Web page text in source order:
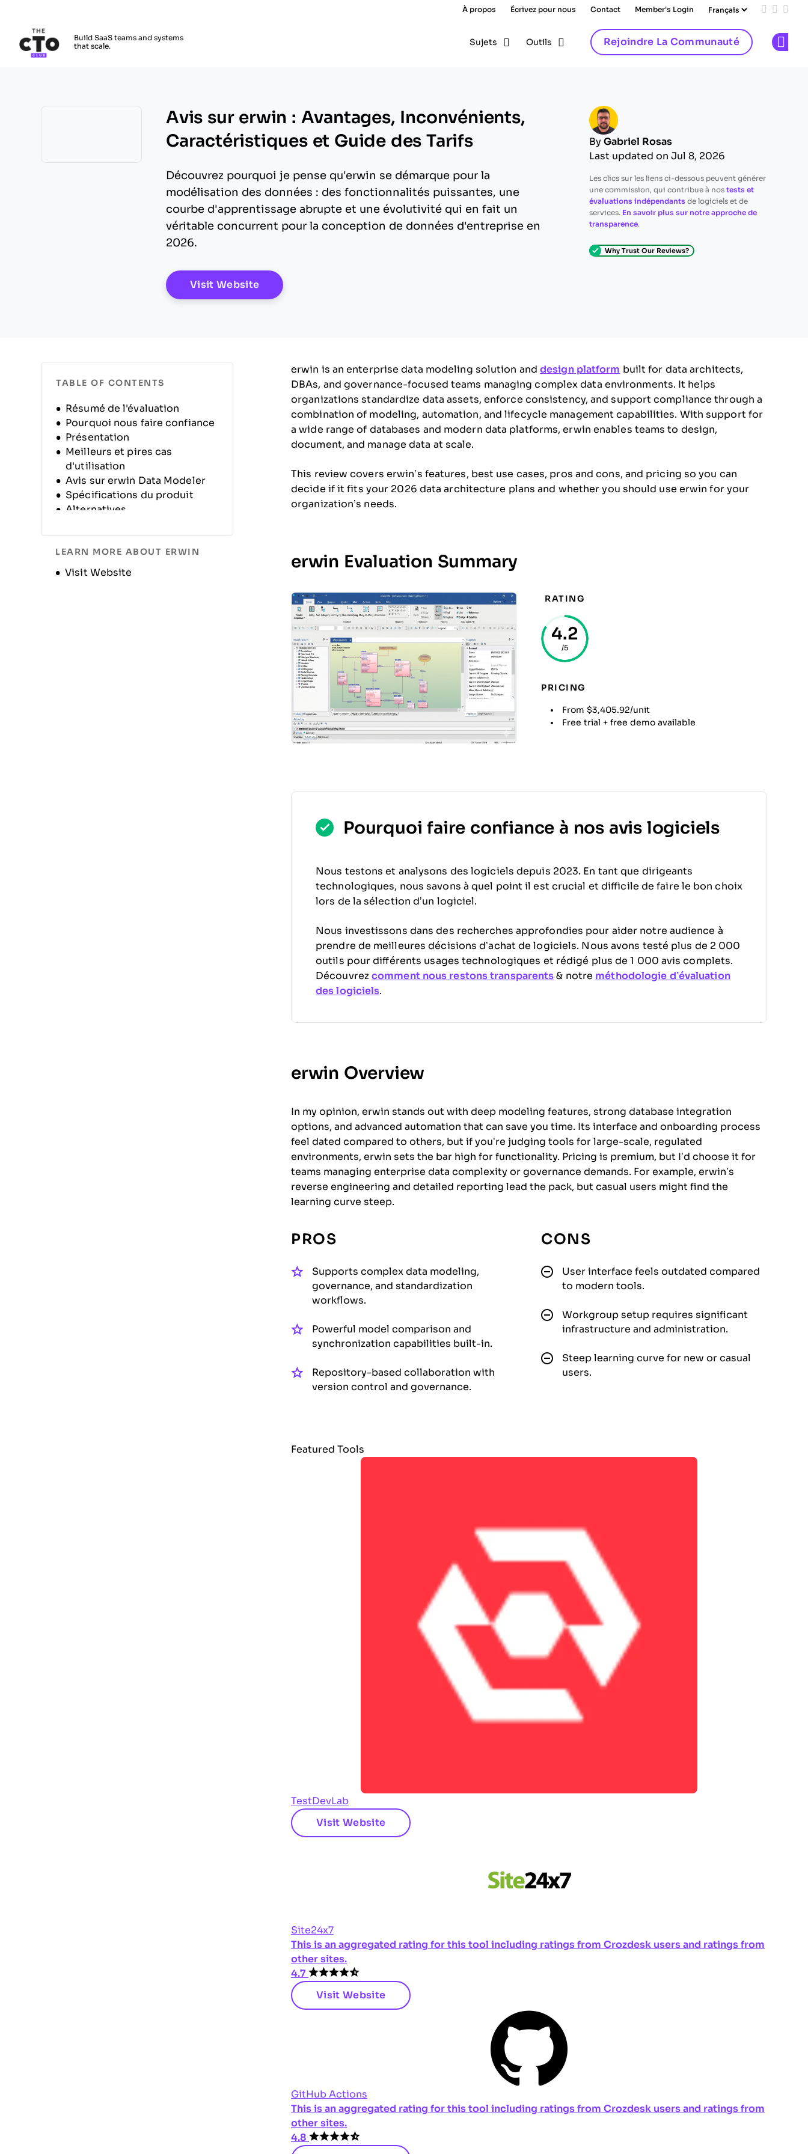
À propos Écrivez pour nous Contact Member's Login Add us
Follow
Build SaaS teams and systems
that scale.
Sujets Outils Rejoindre La Communauté
Avis sur erwin : Avantages, Inconvénients,
Caractéristiques et Guide des Tarifs
Découvrez pourquoi je pense qu'erwin se démarque pour la
modélisation des données : des fonctionnalités puissantes, une
courbe d'apprentissage abrupte et une évolutivité qui en fait un
véritable concurrent pour la conception de données d'entreprise en
2026.
Visit WebsiteOpens New Window
By Gabriel Rosas
Last updated on Jul 8, 2026
Les clics sur les liens ci-dessous peuvent générer
une commission, qui contribue à nos tests et
évaluations indépendants de logiciels et de
services. En savoir plus sur notre approche de
transparence.
Why Trust Our Reviews?
TABLE OF CONTENTS
Résumé de l'évaluation
Pourquoi nous faire confiance
Présentation
Meilleurs et pires cas
d'utilisation
Avis sur erwin Data Modeler
Spécifications du produit
Alternatives
Historique de l'entreprise
LEARN MORE ABOUT ERWIN
Visit Website
Opens new window
erwin is an enterprise data modeling solution and design platform built for data architects,
DBAs, and governance-focused teams managing complex data environments. It helps
organizations standardize data assets, enforce consistency, and support compliance through a
combination of modeling, automation, and lifecycle management capabilities. With support for
a wide range of databases and modern data platforms, erwin enables teams to design,
document, and manage data at scale.
This review covers erwin’s features, best use cases, pros and cons, and pricing so you can
decide if it fits your 2026 data architecture plans and whether you should use erwin for your
organization’s needs.
erwin Evaluation Summary
RATING
4.2
/5
PRICING
From $3,405.92/unit
Free trial + free demo available
Pourquoi faire confiance à nos avis logiciels
Nous testons et analysons des logiciels depuis 2023. En tant que dirigeants
technologiques, nous savons à quel point il est crucial et difficile de faire le bon choix
lors de la sélection d’un logiciel.
Nous investissons dans des recherches approfondies pour aider notre audience à
prendre de meilleures décisions d’achat de logiciels. Nous avons testé plus de 2 000
outils pour différents usages technologiques et rédigé plus de 1 000 avis complets.
Découvrez comment nous restons transparents & notre méthodologie d’évaluation
des logiciels.
erwin Overview
In my opinion, erwin stands out with deep modeling features, strong database integration
options, and advanced automation that can save you time. Its interface and onboarding process
feel dated compared to others, but if you’re judging tools for large-scale, regulated
environments, erwin sets the bar high for functionality. Pricing is premium, but I’d choose it for
teams managing enterprise data complexity or governance demands. For example, erwin’s
reverse engineering and detailed reporting lead the pack, but casual users might find the
learning curve steep.
PROS
Supports complex data modeling,
governance, and standardization
workflows.
Powerful model comparison and
synchronization capabilities built-in.
Repository-based collaboration with
version control and governance.
CONS
User interface feels outdated compared
to modern tools.
Workgroup setup requires significant
infrastructure and administration.
Steep learning curve for new or casual
users.
Featured Tools
TestDevLab
Visit Website
Site24x7
This is an aggregated rating for this tool including ratings from Crozdesk users and ratings from
other sites.
4.7
Visit Website
GitHub Actions
This is an aggregated rating for this tool including ratings from Crozdesk users and ratings from
other sites.
4.8